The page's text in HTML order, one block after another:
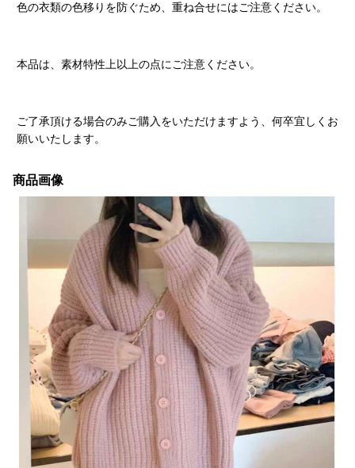
色の衣類の色移りを防ぐため、重ね合せにはご注意ください。
本品は、素材特性上以上の点にご注意ください。
ご了承頂ける場合のみご購入をいただけますよう、何卒宜しくお
願いいたします。
商品画像